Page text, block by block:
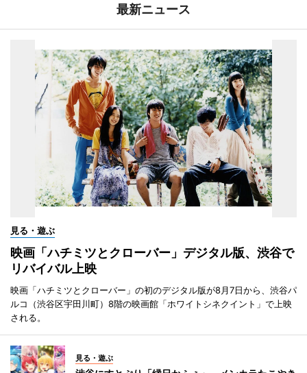
最新ニュース
見る・遊ぶ
映画「ハチミツとクローバー」デジタル版、渋谷で
リバイバル上映
映画「ハチミツとクローバー」の初のデジタル版が8月7日から、渋谷パ
ルコ（渋谷区宇田川町）8階の映画館「ホワイトシネクイント」で上映
される。
見る・遊ぶ